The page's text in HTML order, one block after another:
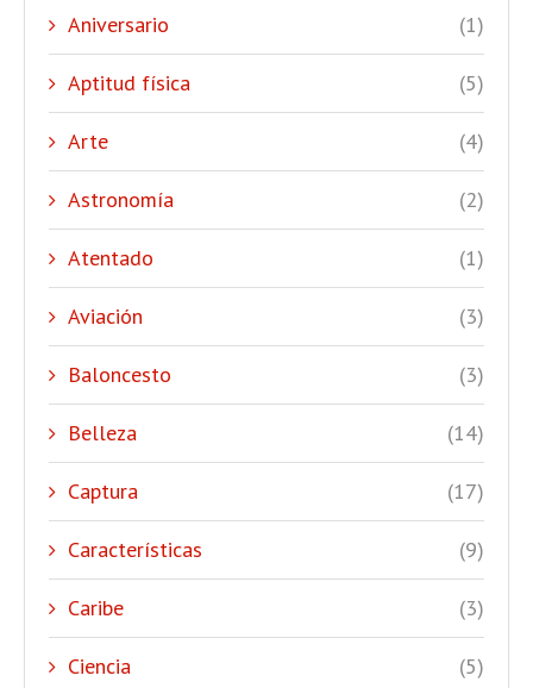
Aniversario (1)
Aptitud física (5)
Arte (4)
Astronomía (2)
Atentado (1)
Aviación (3)
Baloncesto (3)
Belleza (14)
Captura (17)
Características (9)
Caribe (3)
Ciencia (5)